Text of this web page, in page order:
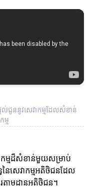
ជូននូវសេវាកម្មដែលសំខាន់
ម្ម
កម្មដ៏សំខាន់មួយសម្រាប់
ៃសេវាកម្មអតិថិជនដែល
តាមដានអតិថិជន។